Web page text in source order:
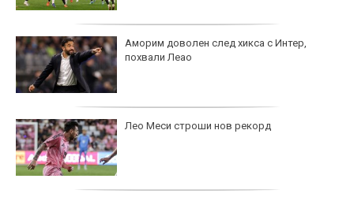
Аморим доволен след хикса с Интер,
похвали Леао
Лео Меси строши нов рекорд